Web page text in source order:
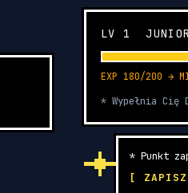
LV 1
EXP 180/200 →
* Wypełnia Cię
* Punkt
[